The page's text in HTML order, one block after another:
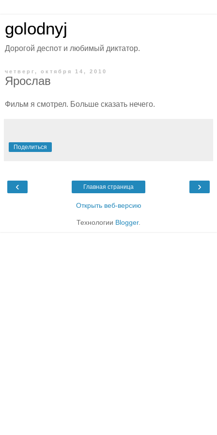
golodnyj
Дорогой деспот и любимый диктатор.
четверг, октября 14, 2010
Ярослав
Фильм я смотрел. Больше сказать нечего.
Поделиться
‹ ›
Главная страница
Открыть веб-версию
Технологии Blogger.